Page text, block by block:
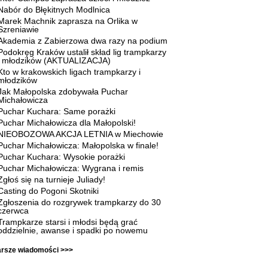
do Błękitnych Modlnica
Machnik zaprasza na Orlika w
z Zabierzowa dwa razy na podium
Kraków ustalił skład lig trampkarzy
(AKTUALIZACJA)
w krakowskich ligach trampkarzy i
Małopolska zdobywała Puchar
Kuchara: Same porażki
Michałowicza dla Małopolski!
AKCJA LETNIA w Miechowie
Michałowicza: Małopolska w finale!
Kuchara: Wysokie porażki
Michałowicza: Wygrana i remis
się na turnieje Juliady!
do Pogoni Skotniki
do rozgrywek trampkarzy do 30
starsi i młodsi będą grać
awanse i spadki po nowemu
wiadomości >>>